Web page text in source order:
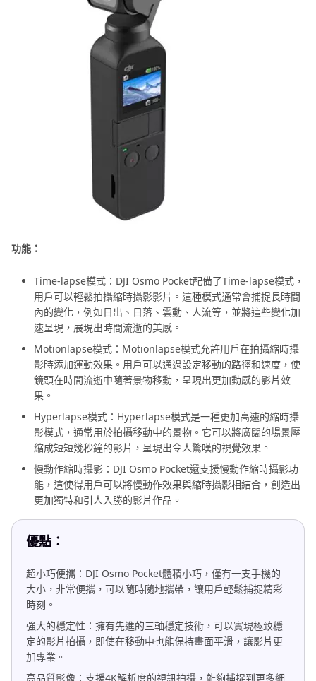
功能：
Time-lapse模式：DJI Osmo Pocket配備了Time-lapse模式，
用戶可以輕鬆拍攝縮時攝影影片。這種模式通常會捕捉長時間
內的變化，例如日出、日落、雲動、人流等，並將這些變化加
速呈現，展現出時間流逝的美感。
Motionlapse模式：Motionlapse模式允許用戶在拍攝縮時攝
影時添加運動效果。用戶可以通過設定移動的路徑和速度，使
鏡頭在時間流逝中隨著景物移動，呈現出更加動感的影片效
果。
Hyperlapse模式：Hyperlapse模式是一種更加高速的縮時攝
影模式，通常用於拍攝移動中的景物。它可以將廣闊的場景壓
縮成短短幾秒鐘的影片，呈現出令人驚嘆的視覺效果。
慢動作縮時攝影：DJI Osmo Pocket還支援慢動作縮時攝影功
能，這使得用戶可以將慢動作效果與縮時攝影相結合，創造出
更加獨特和引人入勝的影片作品。
優點：
超小巧便攜：DJI Osmo Pocket體積小巧，僅有一支手機的
大小，非常便攜，可以隨時隨地攜帶，讓用戶輕鬆捕捉精彩
時刻。
強大的穩定性：擁有先進的三軸穩定技術，可以實現極致穩
定的影片拍攝，即使在移動中也能保持畫面平滑，讓影片更
加專業。
高品質影像：支援4K解析度的視訊拍攝，能夠捕捉到更多細